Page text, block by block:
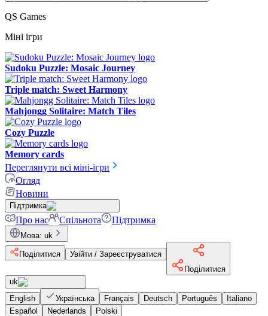
QS Games
Міні ігри
Sudoku Puzzle: Mosaic Journey
Triple match: Sweet Harmony
Mahjongg Solitaire: Match Tiles
Cozy Puzzle
Memory cards
Переглянути всі міні-ігри
Огляд
Новини
Підтримка
Про нас Спільнота Підтримка
Мова: uk
Поділитися
Увійти / Зареєструватися
Поділитися
uk
English
Українська Français Deutsch Português
Italiano
Español
Nederlands Polski